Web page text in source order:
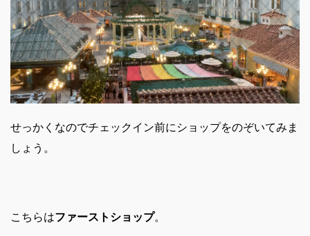
せっかくなのでチェックイン前にショップをのぞいてみま
しょう。
こちらはファーストショップ。